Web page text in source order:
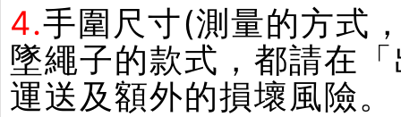
4.手圍尺寸(測量的方式
墜繩子的款式，都請在
運送及額外的損壞風險。